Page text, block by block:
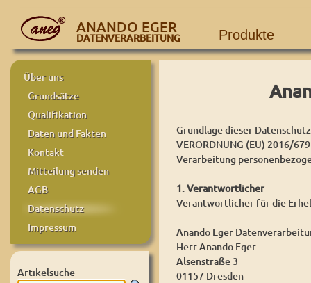
ANANDO EGER
DATENVERARBEITUNG Produkte
Über uns
Grundsätze
Qualifikation
Daten und Fakten
Kontakt
Mitteilung senden
AGB
Datenschutz
Impressum
Artikelsuche
Grundlage dieser
VERORDNUNG (EU) 2016/
Verarbeitung
1. Verantwortlicher
Verantwortlicher für die
Anando Eger
Herr Anando Eger
Alsenstraße 3
01157 Dresden